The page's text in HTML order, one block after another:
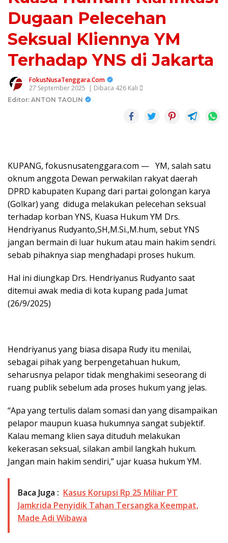
Dugaan Pelecehan
Seksual Kliennya YM
Terhadap YNS di Jakarta
FokusNusaTenggara.Com
27 September 2025 | Dibaca 426 Kali
Editor: ANTON TAOLIN
KUPANG, fokusnusatenggara.com — YM, salah satu
oknum anggota Dewan perwakilan rakyat daerah
DPRD kabupaten Kupang dari partai golongan karya
(Golkar) yang diduga melakukan pelecehan seksual
terhadap korban YNS, Kuasa Hukum YM Drs.
Hendriyanus Rudyanto,SH,M.Si.,M.hum, sebut YNS
jangan bermain di luar hukum atau main hakim sendri.
sebab pihaknya siap menghadapi proses hukum.
Hal ini diungkap Drs. Hendriyanus Rudyanto saat
ditemui awak media di kota kupang pada Jumat
(26/9/2025)
Hendriyanus yang biasa disapa Rudy itu menilai,
sebagai pihak yang berpengetahuan hukum,
seharusnya pelapor tidak menghakimi seseorang di
ruang publik sebelum ada proses hukum yang jelas.
“Apa yang tertulis dalam somasi dan yang disampaikan
pelapor maupun kuasa hukumnya sangat subjektif.
Kalau memang klien saya dituduh melakukan
kekerasan seksual, silakan ambil langkah hukum.
Jangan main hakim sendiri,” ujar kuasa hukum YM.
Baca Juga : Kasus Korupsi Rp 25 Miliar PT
Jamkrida Penyidik Tahan Tersangka Keempat,
Made Adi Wibawa